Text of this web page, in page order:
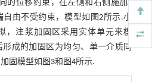
的位移约束，在左侧和右侧施加X
由不受约束，模型如 图2所示.小
，注浆加固区采用实体单元来模
成的加固区为均匀、单一介质同
固模型如 图3和 图4所示.